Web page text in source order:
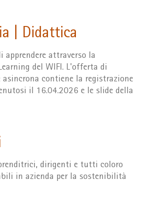
| Didattica
apprendere attraverso la
del WIFI. L'offerta di
contiene la registrazione
il 16.04.2026 e le slide della
dirigenti e tutti coloro
in azienda per la sostenibilità